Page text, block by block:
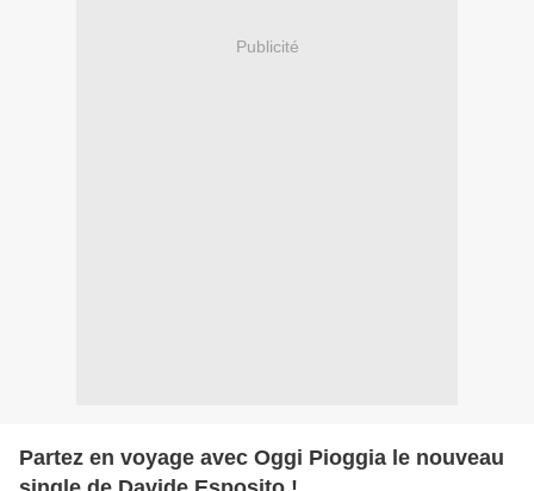
Publicité
Partez en voyage avec Oggi Pioggia le nouveau